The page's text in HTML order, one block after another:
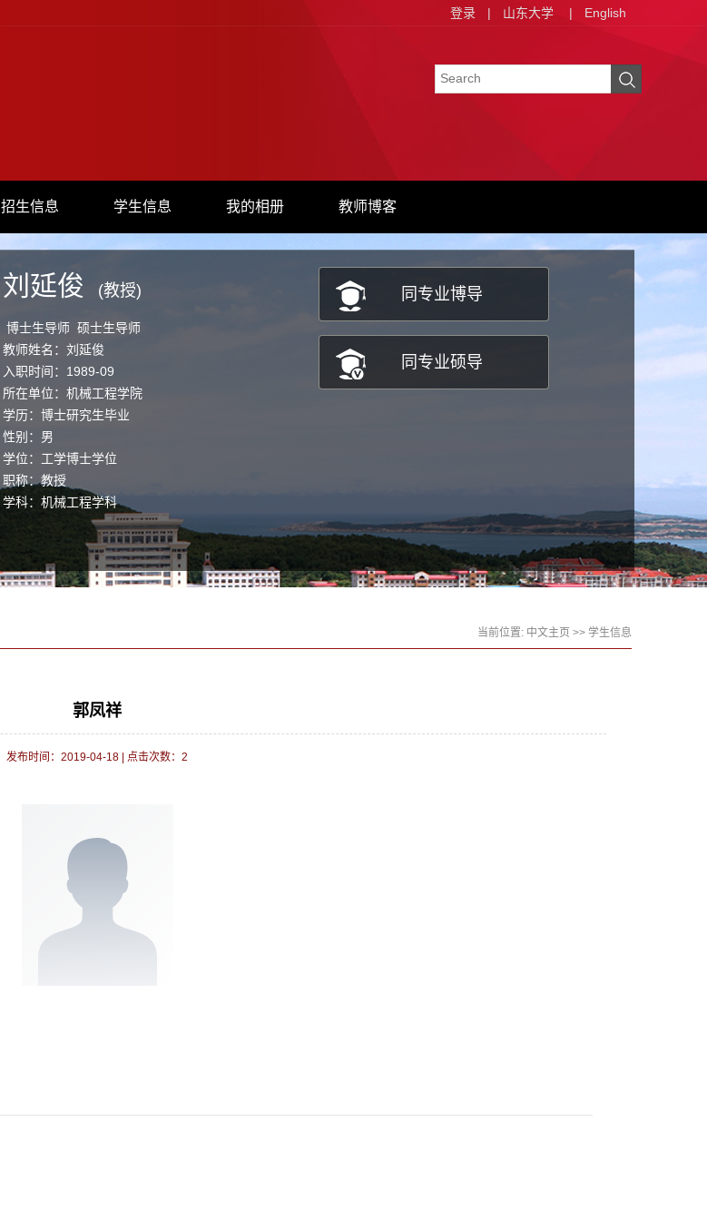
登录 | 山东大学 | English
招生信息 学生信息 我的相册 教师博客
刘延俊 (教授)
博士生导师 硕士生导师
教师姓名：刘延俊
入职时间：1989-09
所在单位：机械工程学院
学历：博士研究生毕业
性别：男
学位：工学博士学位
职称：教授
学科：机械工程学科
同专业博导
同专业硕导
当前位置: 中文主页 >> 学生信息
郭凤祥
发布时间：2019-04-18 点击次数： 2